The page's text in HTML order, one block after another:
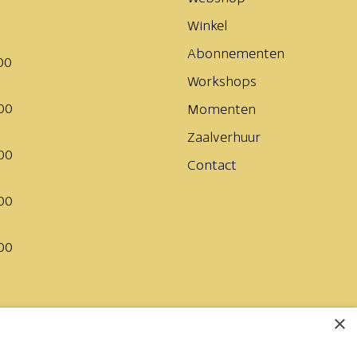
Winkel
Abonnementen
Workshops
Momenten
Zaalverhuur
Contact
×